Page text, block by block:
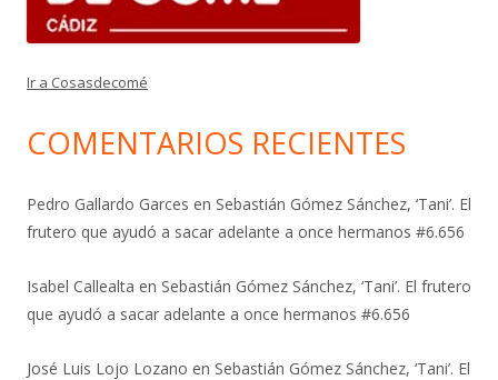
Ir a Cosasdecomé
COMENTARIOS RECIENTES
Pedro Gallardo Garces en Sebastián Gómez Sánchez, ‘Tani’. El
frutero que ayudó a sacar adelante a once hermanos #6.656
Isabel Callealta en Sebastián Gómez Sánchez, ‘Tani’. El frutero
que ayudó a sacar adelante a once hermanos #6.656
José Luis Lojo Lozano en Sebastián Gómez Sánchez, ‘Tani’. El